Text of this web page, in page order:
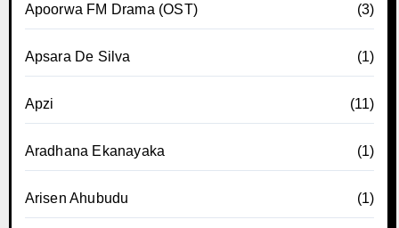
Apoorwa FM Drama (OST) (3)
Apsara De Silva (1)
Apzi (11)
Aradhana Ekanayaka (1)
Arisen Ahubudu (1)